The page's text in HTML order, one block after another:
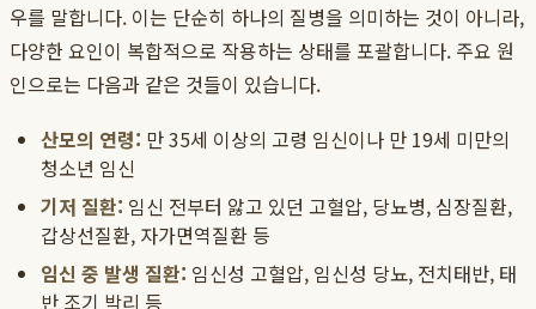
우를 말합니다. 이는 단순히 하나의 질병을 의미하는 것이 아니라,
다양한 요인이 복합적으로 작용하는 상태를 포괄합니다. 주요 원
인으로는 다음과 같은 것들이 있습니다.
산모의 연령: 만 35세 이상의 고령 임신이나 만 19세 미만의
청소년 임신
기저 질환: 임신 전부터 앓고 있던 고혈압, 당뇨병, 심장질환,
갑상선질환, 자가면역질환 등
임신 중 발생 질환: 임신성 고혈압, 임신성 당뇨, 전치태반, 태
반 조기 박리 등